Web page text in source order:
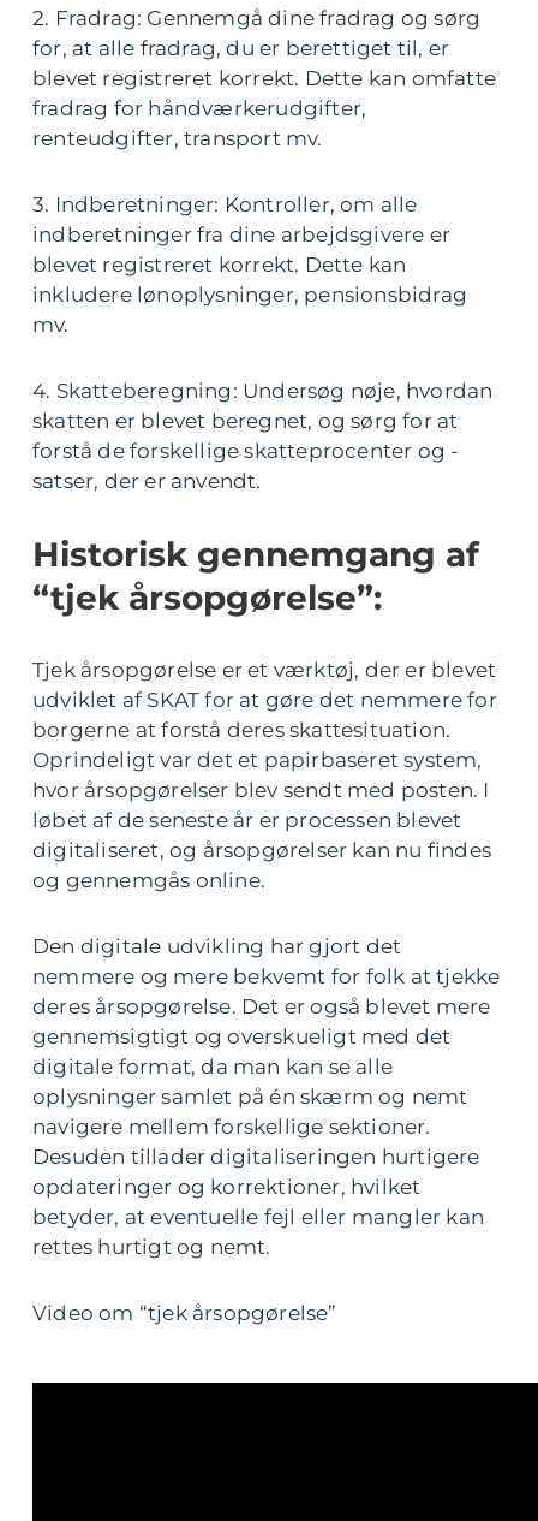
2. Fradrag: Gennemgå dine fradrag og sørg
for, at alle fradrag, du er berettiget til, er
blevet registreret korrekt. Dette kan omfatte
fradrag for håndværkerudgifter,
renteudgifter, transport mv.
3. Indberetninger: Kontroller, om alle
indberetninger fra dine arbejdsgivere er
blevet registreret korrekt. Dette kan
inkludere lønoplysninger, pensionsbidrag
mv.
4. Skatteberegning: Undersøg nøje, hvordan
skatten er blevet beregnet, og sørg for at
forstå de forskellige skatteprocenter og -
satser, der er anvendt.
Historisk gennemgang af
“tjek årsopgørelse”:
Tjek årsopgørelse er et værktøj, der er blevet
udviklet af SKAT for at gøre det nemmere for
borgerne at forstå deres skattesituation.
Oprindeligt var det et papirbaseret system,
hvor årsopgørelser blev sendt med posten. I
løbet af de seneste år er processen blevet
digitaliseret, og årsopgørelser kan nu findes
og gennemgås online.
Den digitale udvikling har gjort det
nemmere og mere bekvemt for folk at tjekke
deres årsopgørelse. Det er også blevet mere
gennemsigtigt og overskueligt med det
digitale format, da man kan se alle
oplysninger samlet på én skærm og nemt
navigere mellem forskellige sektioner.
Desuden tillader digitaliseringen hurtigere
opdateringer og korrektioner, hvilket
betyder, at eventuelle fejl eller mangler kan
rettes hurtigt og nemt.
Video om “tjek årsopgørelse”